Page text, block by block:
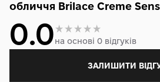
обличчя Brilace Creme
0.0на основі 0 відгуків
ЗАЛИШИТИ